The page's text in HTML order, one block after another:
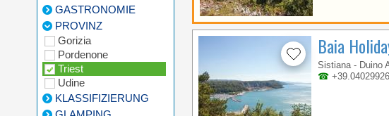
GASTRONOMIE
PROVINZ
Gorizia
Pordenone
Triest
Udine
KLASSIFIZIERUNG
Baia
Sistiana - Duino
☎